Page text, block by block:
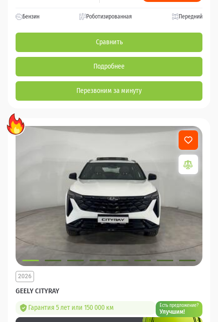
Бензин Роботизированная Передний
Сравнить
Подробнее
Перезвоним за минуту
GEELY CITYRAY
2026
Гарантия 5 лет или 150 000 км Есть предложение?
Улучшим!